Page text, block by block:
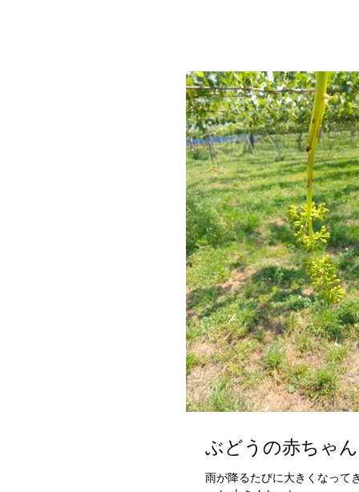
ぶどうの赤ちゃん
雨が降るたびに大きくなって